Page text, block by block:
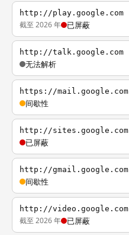
http://play.google.com
截至 2026 年 已屏蔽
http://talk.google.com
无法解析
https://mail.google.com
间歇性
http://sites.google.com
已屏蔽
http://gmail.google.com
间歇性
http://video.google.com
截至 2026 年 已屏蔽